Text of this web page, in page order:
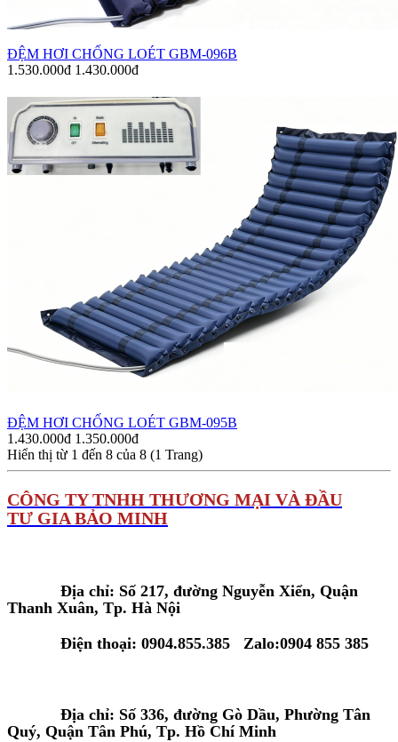
ĐỆM HƠI CHỐNG LOÉT GBM-096B
1.530.000đ 1.430.000đ
ĐỆM HƠI CHỐNG LOÉT GBM-095B
1.430.000đ 1.350.000đ
Hiển thị từ 1 đến 8 của 8 (1 Trang)
CÔNG TY TNHH THƯƠNG MẠI VÀ ĐẦU
TƯ GIA BẢO MINH
Địa chỉ: Số 217, đường Nguyễn Xiển, Quận
Thanh Xuân, Tp. Hà Nội
Điện thoại: 0904.855.385 Zalo:0904 855 385
Địa chỉ: Số 336, đường Gò Dầu, Phường Tân
Quý, Quận Tân Phú, Tp. Hồ Chí Minh